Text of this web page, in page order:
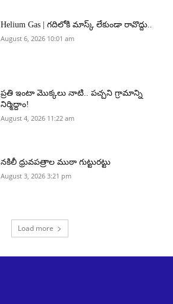
Helium Gas | గదిలోకి మాస్క్ లేకుండా రావొద్దు..
August 6, 2026 10:01 am
ప్రతి ఇంటా మొక్కలు నాటి.. పచ్చని గ్రామాన్ని
నిర్మిద్దాం!
August 4, 2026 11:22 am
నకిలీ ధ్రువపత్రాల ముఠా గుట్టురట్టు
August 3, 2026 3:21 pm
Load more